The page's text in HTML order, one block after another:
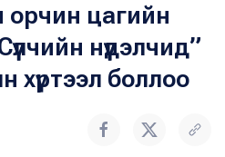
цагийн
нүүдэлчид”
боллоо